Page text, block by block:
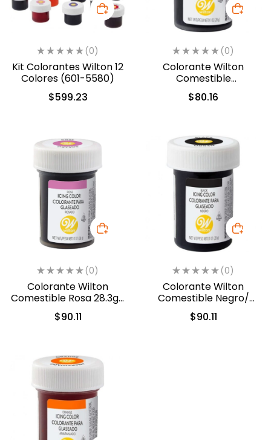
(0)
Kit Colorantes Wilton 12
Colores (601-5580)
$599.23
(0)
Colorante Wilton
Comestible
Borgoña/Burgundy
28.3gr. (04-0-0050)
$80.16
(0)
Colorante Wilton
Comestible Rosa 28.3gr.
(610-401)
$90.11
(0)
Colorante Wilton
Comestible Negro/
Black 28.3gr. (04-0-
0037)
$90.11